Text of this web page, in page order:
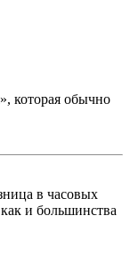
которая обычно
в часовых
и большинства